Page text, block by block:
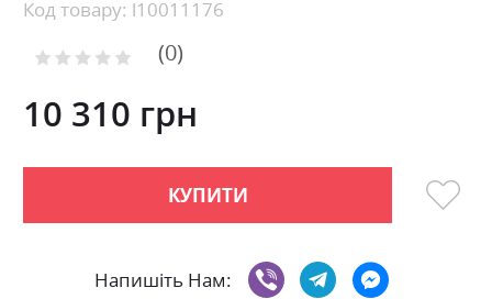
Skip
the
of
the
gallery
Код товару: l10011176
Рейтинг: 0
10 310 грн
КУПИТИ
Напишіть Нам: